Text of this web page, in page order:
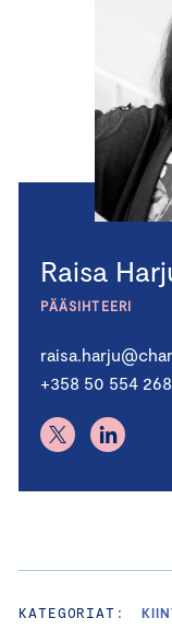
Raisa
PÄÄSIHTEERI
+358 50 554
KATEGORIAT: